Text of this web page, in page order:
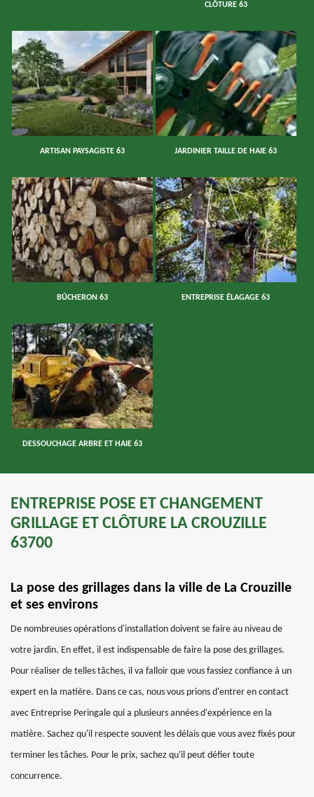
CLÔTURE 63
ARTISAN PAYSAGISTE 63 JARDINIER TAILLE DE HAIE 63
BÛCHERON 63 ENTREPRISE ÉLAGAGE 63
DESSOUCHAGE ARBRE ET HAIE 63
ENTREPRISE POSE ET CHANGEMENT
GRILLAGE ET CLÔTURE LA CROUZILLE
63700
La pose des grillages dans la ville de La Crouzille
et ses environs
De nombreuses opérations d'installation doivent se faire au niveau de
votre jardin. En effet, il est indispensable de faire la pose des grillages.
Pour réaliser de telles tâches, il va falloir que vous fassiez confiance à un
expert en la matière. Dans ce cas, nous vous prions d'entrer en contact
avec Entreprise Peringale qui a plusieurs années d'expérience en la
matière. Sachez qu'il respecte souvent les délais que vous avez fixés pour
terminer les tâches. Pour le prix, sachez qu'il peut défier toute
concurrence.